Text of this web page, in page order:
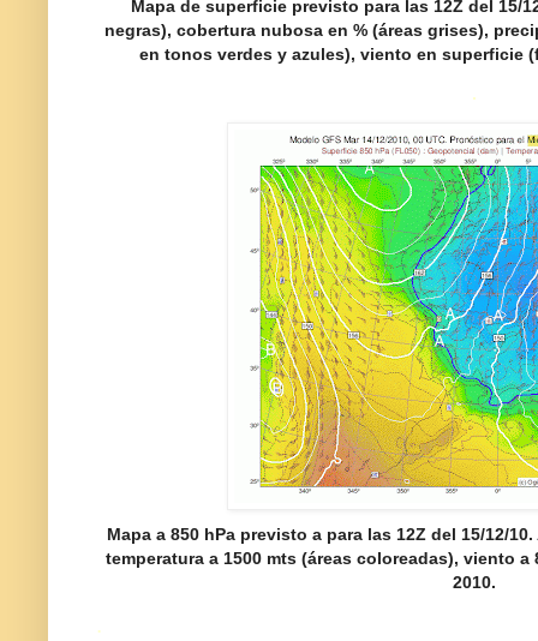
Mapa de superficie previsto para las 12Z del 15/
negras), cobertura nubosa en % (áreas grises),
en tonos verdes y azules), viento en superficie
.
Mapa a 850 hPa previsto a para las 12Z del 15/12/
temperatura a 1500 mts (áreas coloreadas), viento
2010.
.